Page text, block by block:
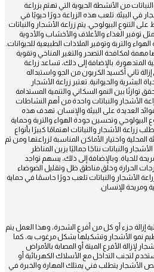
من الأنشطة الحيوية التي تهتم بزراعة
في البيئة. تلعب هذه الزراعة دورًا حيويًا في
التنوع البيولوجي. يتم زراعة الأشجار والنباتات
توفير الغذاء والأعلاف والأخشاب والأدوية
والتربة وتوفير الملاذات الطبيعية للحيوانات.
مهمة لمكافحة التصحر والتغير المناخي وتقوية
المتدهورة. بالإضافة إلى ذلك، تساعد زراعة
ثاني أكسيد الكربون من الجو واستبداله
البشرية والحيوانية. تعتبر زراعة الأشجار
توازنًا بين النمو السكاني والتنمية المستدامة
الأشجار والنباتات واحدة من أهم النشاطات
العديدة على البيئة والإنسان. تهدف هذه
البيولوجي وتحسين جودة الهواء والتربة وحماية
زراعة الأشجار والنباتات اهتمامًا كبيرًا بأنواع
المحلية واختيار الأماكن المناسبة لزراعتها ومن ثم
والنباتات نتاجًا جماليًا يزين المناظر
للحياة. وبالإضافة إلى ذلك، يسهم تواجد
الحرارة وخلق مناطق ظل وتقليل الضوضاء
زراعة الأشجار والنباتات تلعب دورًا حاسمًا في حماية
ومريحة للإنسان.
جزء أو كل من أفرع الشجرة، وهذا العمل يتم
نمو الأشجار وتشكيلها بشكل مرغوب به، كما
لإزالة الأفرع الميتة أو المصابة بالأمراض
لتجنب التداخل مع الأسلاك الكهربائية أو
قص الأشجار يتطلب فني يمتلك المهارة والخبرة في